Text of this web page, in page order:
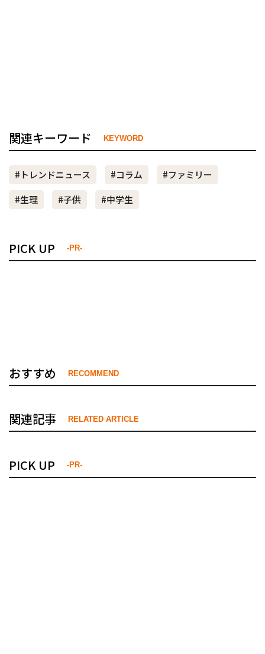
関連キーワード KEYWORD
#トレンドニュース #コラム
#ファミリー
#生理
#子供 #中学生
PICK UP -PR-
おすすめ RECOMMEND
関連記事 RELATED ARTICLE
PICK UP -PR-